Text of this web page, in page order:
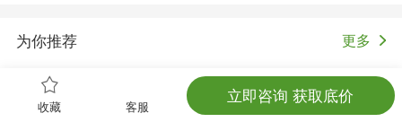
为你推荐 更多
收藏 客服
立即咨询 获取底价